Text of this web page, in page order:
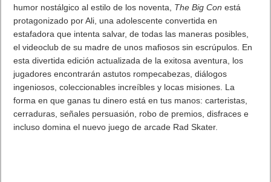
humor nostálgico al estilo de los noventa, The Big Con está
protagonizado por Ali, una adolescente convertida en
estafadora que intenta salvar, de todas las maneras posibles,
el videoclub de su madre de unos mafiosos sin escrúpulos. En
esta divertida edición actualizada de la exitosa aventura, los
jugadores encontrarán astutos rompecabezas, diálogos
ingeniosos, coleccionables increíbles y locas misiones. La
forma en que ganas tu dinero está en tus manos: carteristas,
cerraduras, señales persuasión, robo de premios, disfraces e
incluso domina el nuevo juego de arcade Rad Skater.